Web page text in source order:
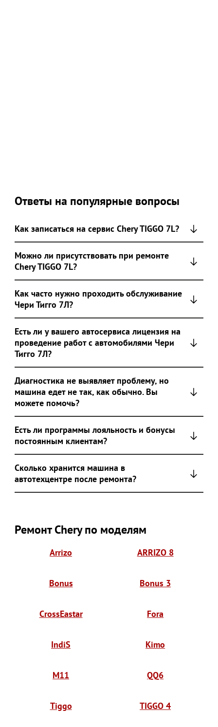
Ответы на популярные вопросы
Как записаться на сервис Chery TIGGO 7L?
Можно ли присутствовать при ремонте
Chery TIGGO 7L?
Как часто нужно проходить обслуживание
Чери Тигго 7Л?
Есть ли у вашего автосервиса лицензия на
проведение работ с автомобилями Чери
Тигго 7Л?
Диагностика не выявляет проблему, но
машина едет не так, как обычно. Вы
можете помочь?
Есть ли программы лояльность и бонусы
постоянным клиентам?
Сколько хранится машина в
автотехцентре после ремонта?
Ремонт Chery по моделям
Arrizo ARRIZO 8
Bonus Bonus 3
CrossEastar Fora
IndiS Kimo
M11 QQ6
Tiggo TIGGO 4